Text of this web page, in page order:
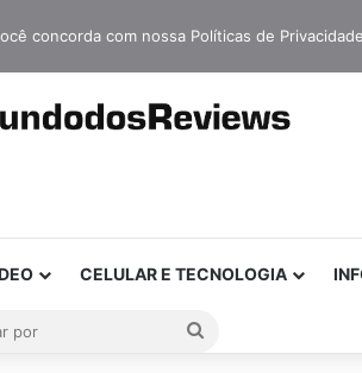
CELULAR E TECNOLOGIA
concorda com nossa Políticas de